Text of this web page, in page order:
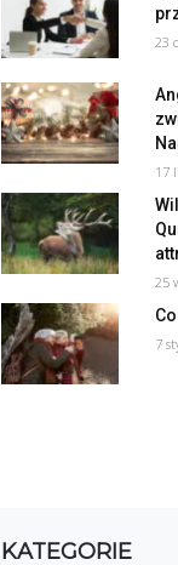
23
17
25
7
KATEGORIE